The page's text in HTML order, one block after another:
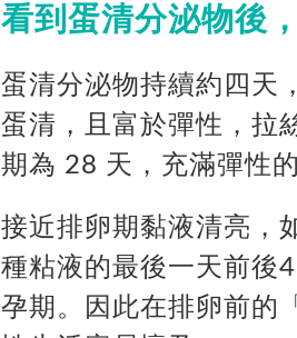
看到蛋清分泌物後
蛋清分泌物持續約四天 ，
蛋清，且富於彈性，拉
期為 28 天，充滿彈性
接近排卵期黏液清亮，
種粘液的最後一天前後
孕期。因此在排卵前的